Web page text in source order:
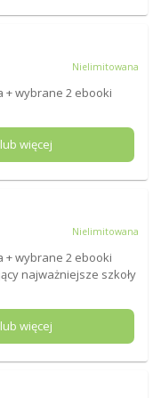
Nielimitowana
+ wybrane 2 ebooki
lub więcej
Nielimitowana
+ wybrane 2 ebooki
najważniejsze szkoły
lub więcej